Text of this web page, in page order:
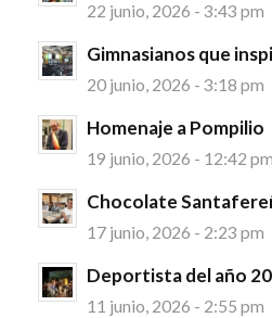
22 junio, 2026 - 3:43 pm
Gimnasianos que
20 junio, 2026 - 3:18 pm
Homenaje a Pompilio
19 junio, 2026 - 12:42 pm
Chocolate
17 junio, 2026 - 2:23 pm
Deportista del año
11 junio, 2026 - 2:55 pm